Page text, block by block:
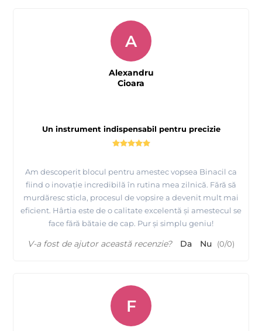
Un instrument indispensabil pentru precizie
Am descoperit blocul pentru amestec vopsea Binacil ca
fiind o inovație incredibilă în rutina mea zilnică. Fără să
murdăresc sticla, procesul de vopsire a devenit mult mai
eficient. Hârtia este de o calitate excelentă și amestecul se
face fără bătaie de cap. Pur și simplu geniu!
A
Alexandru
Cioara
V-a fost de ajutor această recenzie? Da Nu (0/0)
F